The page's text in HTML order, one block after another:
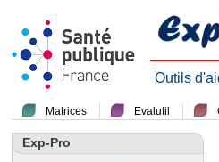
Outils
Matrices Evalutil
Exp-Pro